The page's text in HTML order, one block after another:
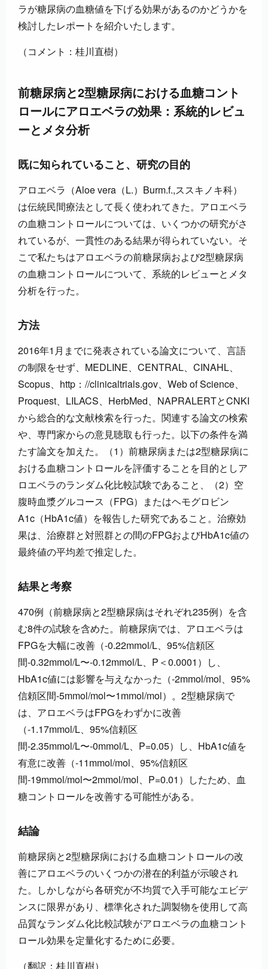
ラが糖尿病の血糖値を下げる効果があるのかどうかを
検討したレポートを紹介いたします。
（コメント：桂川直樹）
前糖尿病と2型糖尿病における血糖コント
ロールにアロエベラの効果：系統的レビュ
ーとメタ分析
既に知られていること、研究の目的
アロエベラ（Aloe vera（L.）Burm.f.,ススキノキ科）
は伝統民間療法として長く使われてきた。アロエベラ
の血糖コントロールについては、いくつかの研究がさ
れているが、一貫性のある結果が得られていない。そ
こで私たちはアロエベラの前糖尿病および2型糖尿病
の血糖コントロールについて、系統的レビューとメタ
分析を行った。
方法
2016年1月までに発表されている論文について、言語
の制限をせず、MEDLINE、CENTRAL、CINAHL、
Scopus、http：//clinicaltrials.gov、Web of Science、
Proquest、LILACS、HerbMed、NAPRALERTとCNKI
から総合的な文献検索を行った。関連する論文の検索
や、専門家からの意見聴取も行った。以下の条件を満
たす論文を加えた。（1）前糖尿病または2型糖尿病に
おける血糖コントロールを評価することを目的としア
ロエベラのランダム化比較試験であること、（2）空
腹時血漿グルコース（FPG）またはヘモグロビン
A1c（HbA1c値）を報告した研究であること。治療効
果は、治療群と対照群との間のFPGおよびHbA1c値の
最終値の平均差で推定した。
結果と考察
470例（前糖尿病と2型糖尿病はそれぞれ235例）を含
む8件の試験を含めた。前糖尿病では、アロエベラは
FPGを大幅に改善（-0.22mmol/L、95%信頼区
間-0.32mmol/L〜-0.12mmol/L、P＜0.0001）し、
HbA1c値には影響を与えなかった（-2mmol/mol、95%
信頼区間-5mmol/mol〜1mmol/mol）。2型糖尿病で
は、アロエベラはFPGをわずかに改善
（-1.17mmol/L、95%信頼区
間-2.35mmol/L〜-0mmol/L、P=0.05）し、HbA1c値を
有意に改善（-11mmol/mol、95%信頼区
間-19mmol/mol〜2mmol/mol、P=0.01）したため、血
糖コントロールを改善する可能性がある。
結論
前糖尿病と2型糖尿病における血糖コントロールの改
善にアロエベラのいくつかの潜在的利益が示唆され
た。しかしながら各研究が不均質で入手可能なエビデ
ンスに限界があり、標準化された調製物を使用して高
品質なランダム化比較試験がアロエベラの血糖コント
ロール効果を定量化するために必要。
（翻訳：桂川直樹）